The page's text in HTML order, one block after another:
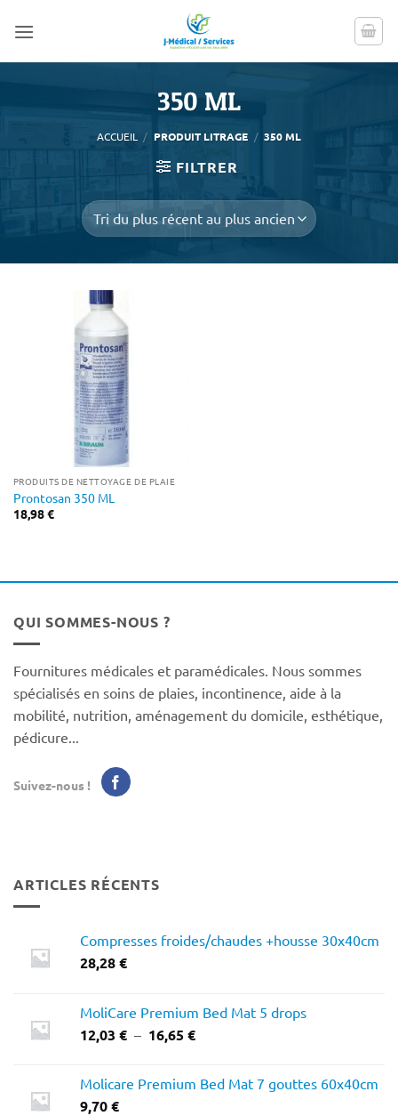
350 ML
ACCUEIL / PRODUIT LITRAGE / 350 ML
FILTRER
PRODUITS DE NETTOYAGE DE PLAIE
Prontosan 350 ML
18,98€
QUI SOMMES-NOUS ?
Fournitures médicales et paramédicales. Nous sommes
spécialisés en soins de plaies, incontinence, aide à la
mobilité, nutrition, aménagement du domicile, esthétique,
pédicure...
Suivez-nous !
ARTICLES RÉCENTS
Compresses froides/chaudes +housse 30x40cm
28,28€
MoliCare Premium Bed Mat 5 drops
12,03 € – 16,65€Plage
12,03 €
Molicare Premium Bed Mat 7 gouttes 60x40cm
9,70€